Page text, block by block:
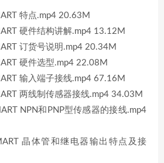
特点.mp4 20.63M
硬件结构讲解.mp4 13.12M
订货号说明.mp4 20.34M
硬件选型.mp4 22.08M
输入端子接线.mp4 67.16M
两线制传感器接线.mp4 34.03M
NPN和PNP型传感器的接线.mp4
晶体管和继电器输出特点及接